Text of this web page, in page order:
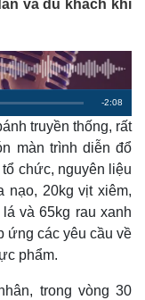
và du khách khi
R
e
a
i
n
n
-2:08
truyền thống, rất
màn trình diễn đổ
tổ chức, nguyên liệu
nạo, 20kg vịt xiêm,
và 65kg rau xanh
ứng các yêu cầu về
phẩm.
trong vòng 30